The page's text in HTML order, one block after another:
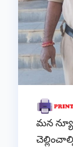
మన